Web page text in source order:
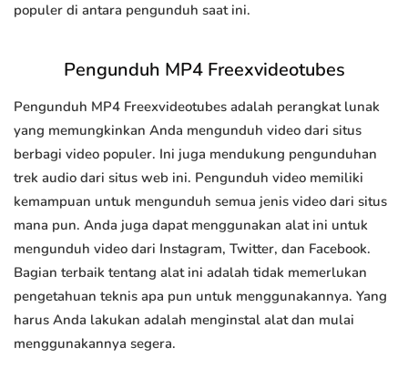
populer di antara pengunduh saat ini.
Pengunduh MP4 Freexvideotubes
Pengunduh MP4 Freexvideotubes adalah perangkat lunak
yang memungkinkan Anda mengunduh video dari situs
berbagi video populer. Ini juga mendukung pengunduhan
trek audio dari situs web ini. Pengunduh video memiliki
kemampuan untuk mengunduh semua jenis video dari situs
mana pun. Anda juga dapat menggunakan alat ini untuk
mengunduh video dari Instagram, Twitter, dan Facebook.
Bagian terbaik tentang alat ini adalah tidak memerlukan
pengetahuan teknis apa pun untuk menggunakannya. Yang
harus Anda lakukan adalah menginstal alat dan mulai
menggunakannya segera.